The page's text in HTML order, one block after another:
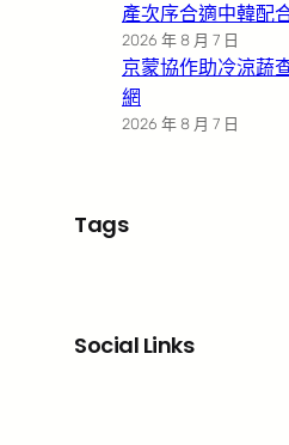
產次序合適中韓配
2026 年 8 月 7 日
京蒙協作助冷涼蔬
網
2026 年 8 月 7 日
Tags
Social Links